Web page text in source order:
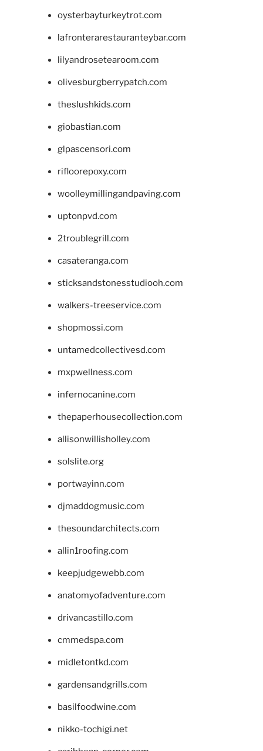
oysterbayturkeytrot.com
lafronterarestauranteybar.com
lilyandrosetearoom.com
olivesburgberrypatch.com
theslushkids.com
giobastian.com
glpascensori.com
rifloorepoxy.com
woolleymillingandpaving.com
uptonpvd.com
2troublegrill.com
casateranga.com
sticksandstonesstudiooh.com
walkers-treeservice.com
shopmossi.com
untamedcollectivesd.com
mxpwellness.com
infernocanine.com
thepaperhousecollection.com
allisonwillisholley.com
solslite.org
portwayinn.com
djmaddogmusic.com
thesoundarchitects.com
allin1roofing.com
keepjudgewebb.com
anatomyofadventure.com
drivancastillo.com
cmmedspa.com
midletontkd.com
gardensandgrills.com
basilfoodwine.com
nikko-tochigi.net